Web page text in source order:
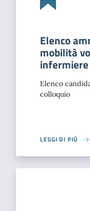
Elenco
mobilità
Elenco
colloquio
LEGGI DI PIÙ